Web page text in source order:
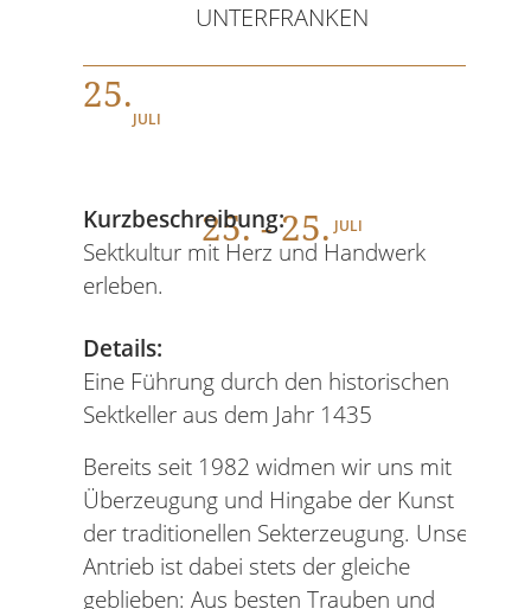
UNTERFRANKEN
25.
JULI
25. - 25. JULI
Kurzbeschreibung:
Sektkultur mit Herz und Handwerk
erleben.
Details:
‍Eine Führung durch den historischen
Sektkeller aus dem Jahr 1435
Bereits seit 1982 widmen wir uns mit
Überzeugung und Hingabe der Kunst
der traditionellen Sekterzeugung. Unser
Antrieb ist dabei stets der gleiche
geblieben: Aus besten Trauben und